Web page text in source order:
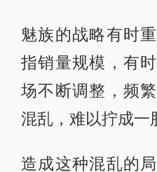
魅族的战略有时
指销量规模，有
场不断调整，频
混乱，难以拧成一
造成这种混乱的